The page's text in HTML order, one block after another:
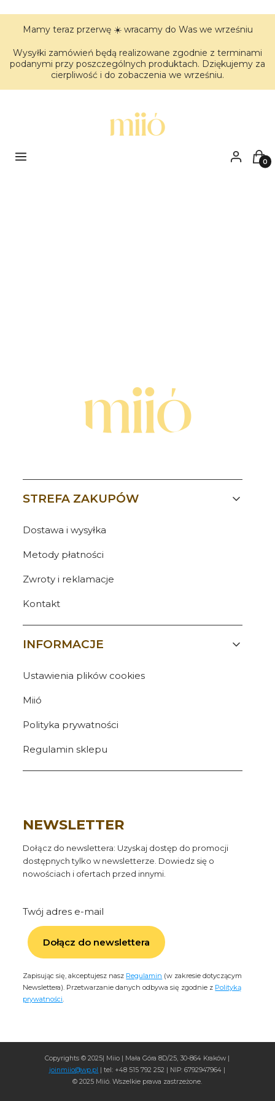
Mamy teraz przerwę ☀️ wracamy do Was we wrześniu
Wysyłki zamówień będą realizowane zgodnie z terminami
podanymi przy poszczególnych produktach. Dziękujemy za
cierpliwość i do zobaczenia we wrześniu.
Menu Zaloguj się
Linki w stopce
STREFA ZAKUPÓW
Dostawa i wysyłka
Metody płatności
Zwroty i reklamacje
Kontakt
INFORMACJE
Ustawienia plików cookies
Miió
Polityka prywatności
Regulamin sklepu
NEWSLETTER
Dołącz do newslettera: Uzyskaj dostęp do promocji
dostępnych tylko w newsletterze. Dowiedz się o
nowościach i ofertach przed innymi.
Twój adres e-mail
Dołącz do newslettera
Zapisując się, akceptujesz nasz Regulamin (w zakresie dotyczącym
Newslettera). Przetwarzanie danych odbywa się zgodnie z Polityką
prywatności
Copyrights © 2025| Miio | Mała Góra 8D/25, 30-864 Kraków |
joinmiio@wp.pl | tel: +48 515 792 252 | NIP: 6792947964 |
© 2025 Miió. Wszelkie prawa zastrzeżone.